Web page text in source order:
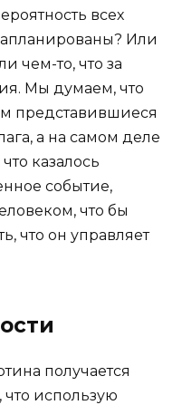
всех
Или
чем-то, что за
Мы думаем, что
представившиеся
а на самом деле
казалось
событие,
что бы
что он управляет
получается
использую